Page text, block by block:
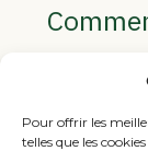
Pour offrir les
telles que les